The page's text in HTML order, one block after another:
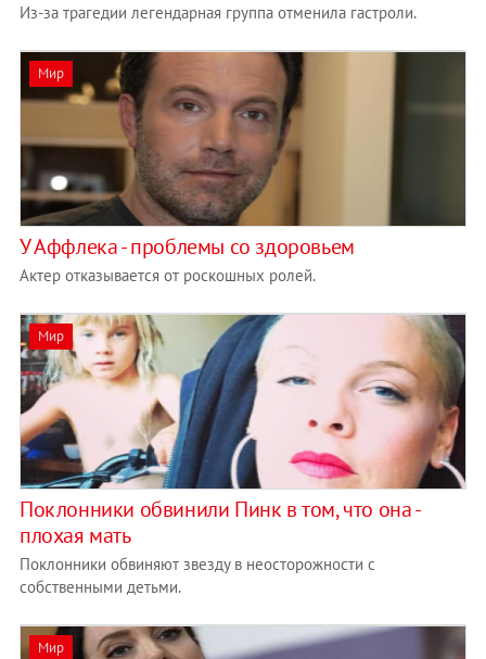
Из-за трагедии легендарная группа отменила гастроли.
Мир
У Аффлека - проблемы со здоровьем
Актер отказывается от роскошных ролей.
Мир
Поклонники обвинили Пинк в том, что она -
плохая мать
Поклонники обвиняют звезду в неосторожности с
собственными детьми.
Мир